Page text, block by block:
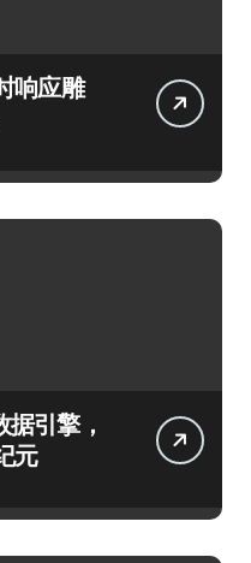
响应雕
引擎，
元